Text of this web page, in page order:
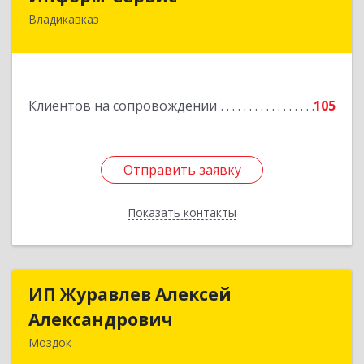
Владикавказ
Клиентов на сопровождении 105
Отправить заявку
Показать контакты
362020, Северная Осетия - Алания Респ,
Отправить заявку
Назад
ИП Журавлев Алексей
Александрович
Моздок
ИП Журавлев Алексей